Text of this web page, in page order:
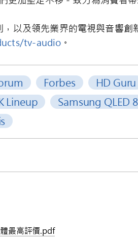
，以及領先業界的電視與音響創
tv-audio 。
Forbes HD Guru
Lineup Samsung QLED
最高評價.pdf